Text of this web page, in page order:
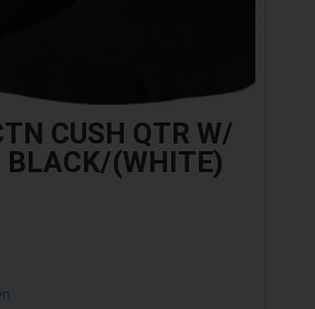
CUSH QTR W/
BLACK/(WHITE)